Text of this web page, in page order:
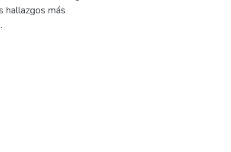
hallazgos más